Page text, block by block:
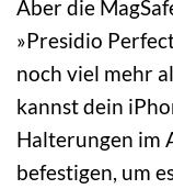
Aber die
»Presidio
noch viel mehr
kannst dein
Halterungen im
befestigen, um